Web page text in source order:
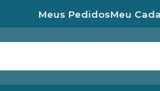
Meus PedidosMeu